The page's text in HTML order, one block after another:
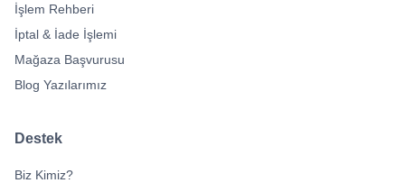
İşlem Rehberi
İptal & İade İşlemi
Mağaza Başvurusu
Blog Yazılarımız
Destek
Biz Kimiz?